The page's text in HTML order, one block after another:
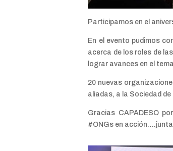
Participamos en el
En el evento pudimos
acerca de los roles de
lograr avances en el
20 nuevas
aliadas, a la Sociedad
Gracias CAPADESO
#ONGs en